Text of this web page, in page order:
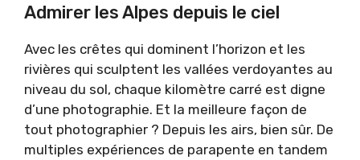
Admirer les Alpes depuis le ciel
Avec les crêtes qui dominent l’horizon et les
rivières qui sculptent les vallées verdoyantes au
niveau du sol, chaque kilomètre carré est digne
d’une photographie. Et la meilleure façon de
tout photographier ? Depuis les airs, bien sûr. De
multiples expériences de parapente en tandem